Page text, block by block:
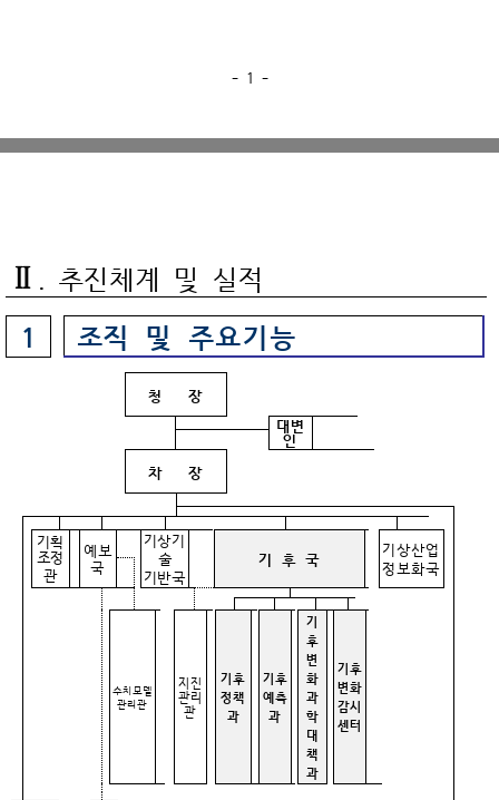
- 1 -
Ⅱ
. 추진체계 및 실적
1
조직 및 주요기능
청 장
대변
인
차 장
기획
조정
관
예보
국
기상기
술
기반국
기 후 국
기상산업
정보화국
수치모델
관리관
지진
관리
관
기후
정책
과
기후
예측
과
기
후
변
화
과
학
대
책
과
기후
변화
감시
센터